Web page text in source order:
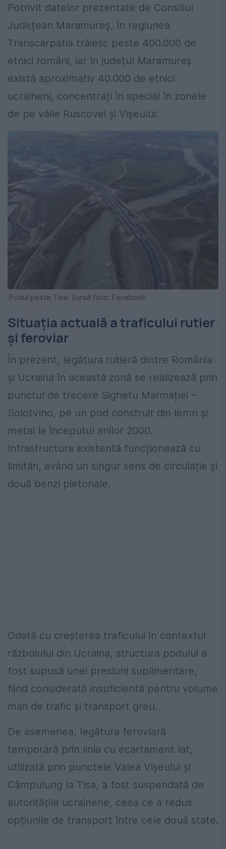
Potrivit datelor prezentate de Consiliul
Județean Maramureș, în regiunea
Transcarpatia trăiesc peste 400.000 de
etnici români, iar în județul Maramureș
există aproximativ 40.000 de etnici
ucraineni, concentrați în special în zonele
de pe văile Ruscovei și Vișeului.
Podul peste Tisa. Sursă foto: Facebook
Situația actuală a traficului rutier
și feroviar
În prezent, legătura rutieră dintre România
și Ucraina în această zonă se realizează prin
punctul de trecere Sighetu Marmației –
Solotvino, pe un pod construit din lemn și
metal la începutul anilor 2000.
Infrastructura existentă funcționează cu
limitări, având un singur sens de circulație și
două benzi pietonale.
Odată cu creșterea traficului în contextul
războiului din Ucraina, structura podului a
fost supusă unei presiuni suplimentare,
fiind considerată insuficientă pentru volume
mari de trafic și transport greu.
De asemenea, legătura feroviară
temporară prin linia cu ecartament lat,
utilizată prin punctele Valea Vișeului și
Câmpulung la Tisa, a fost suspendată de
autoritățile ucrainene, ceea ce a redus
opțiunile de transport între cele două state.